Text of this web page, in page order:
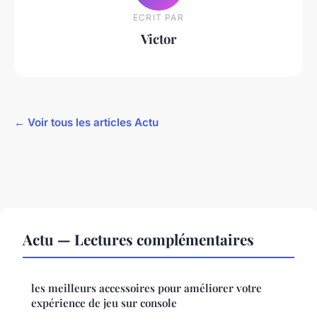
ECRIT PAR
Victor
← Voir tous les articles Actu
Actu — Lectures complémentaires
les meilleurs accessoires pour améliorer votre
expérience de jeu sur console